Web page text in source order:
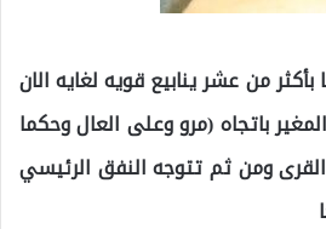
بأكثر من عشر ينابيع قويه لغايه الان
باتجاه (مرو وعلى العال وحكما
ومن ثم تتوجه النفق الرئيسي